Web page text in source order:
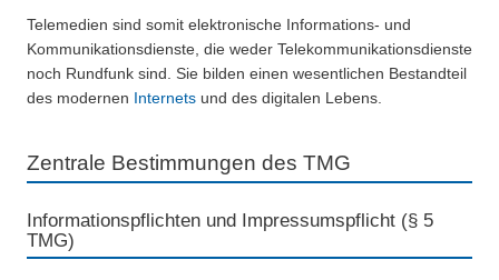
Telemedien sind somit elektronische Informations- und
Kommunikationsdienste, die weder Telekommunikationsdienste
noch Rundfunk sind. Sie bilden einen wesentlichen Bestandteil
des modernen
Internets und des digitalen Lebens.
Zentrale Bestimmungen des TMG
Informationspflichten und Impressumspflicht (§ 5
TMG)